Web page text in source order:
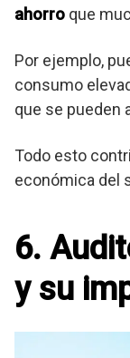
ahorro que
Por ejemplo,
consumo
que se pueden
Todo esto
económica del
6.
y su